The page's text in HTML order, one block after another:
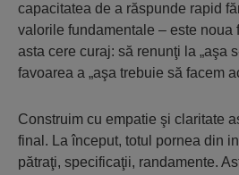
capacitatea de a răspunde rapid
valorile fundamentale – este noua
asta cere curaj: să renunţi la „aşa
favoarea a „aşa trebuie să facem
Construim cu empatie şi claritate
final. La început, totul pornea din
pătraţi, specificaţii, randamente.